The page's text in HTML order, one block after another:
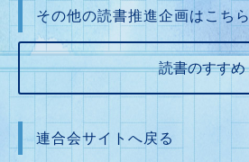
その他の読書推進企画はこちら
読書のすすめ
連合会サイトへ戻る